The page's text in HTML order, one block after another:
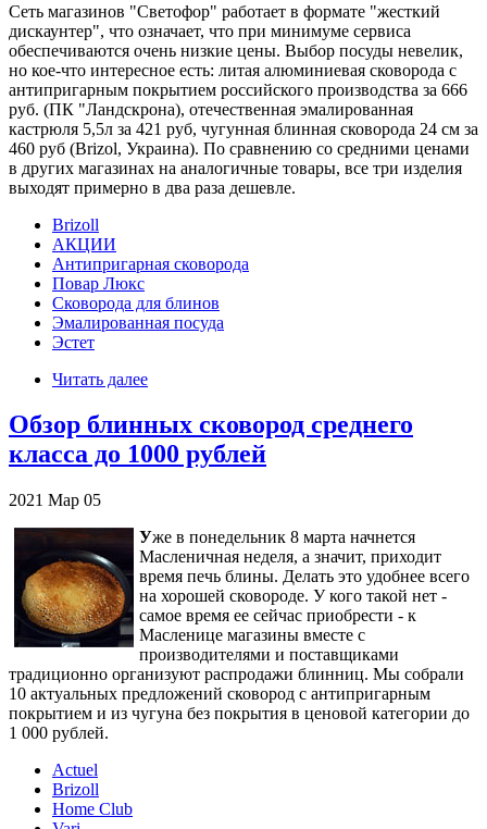
Сеть магазинов "Светофор" работает в формате "жесткий
дискаунтер", что означает, что при минимуме сервиса
обеспечиваются очень низкие цены. Выбор посуды невелик,
но кое-что интересное есть: литая алюминиевая сковорода с
антипригарным покрытием российского производства за 666
руб. (ПК "Ландскрона), отечественная эмалированная
кастрюля 5,5л за 421 руб, чугунная блинная сковорода 24 см за
460 руб (Brizol, Украина). По сравнению со средними ценами
в других магазинах на аналогичные товары, все три изделия
выходят примерно в два раза дешевле.
Brizoll
АКЦИИ
Антипригарная сковорода
Повар Люкс
Сковорода для блинов
Эмалированная посуда
Эстет
Читать далее
Обзор блинных сковород среднего
класса до 1000 рублей
2021 Мар 05
Уже в понедельник 8 марта начнется
Масленичная неделя, а значит, приходит
время печь блины. Делать это удобнее всего
на хорошей сковороде. У кого такой нет -
самое время ее сейчас приобрести - к
Масленице магазины вместе с
производителями и поставщиками
традиционно организуют распродажи блинниц. Мы собрали
10 актуальных предложений сковород с антипригарным
покрытием и из чугуна без покрытия в ценовой категории до
1 000 рублей.
Actuel
Brizoll
Home Club